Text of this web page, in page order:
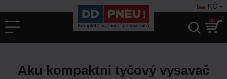
KČ
0
Aku kompaktní tyčový vysavač